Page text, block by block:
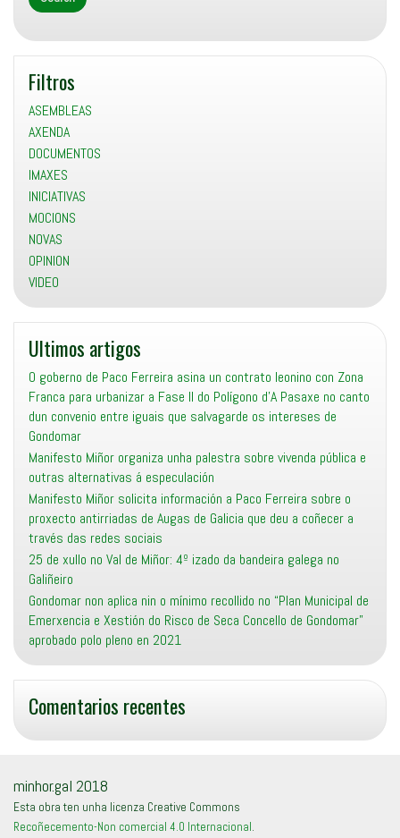
Filtros
ASEMBLEAS
AXENDA
DOCUMENTOS
IMAXES
INICIATIVAS
MOCIONS
NOVAS
OPINION
VIDEO
Ultimos artigos
O goberno de Paco Ferreira asina un contrato leonino con Zona
Franca para urbanizar a Fase II do Polígono d’A Pasaxe no canto
dun convenio entre iguais que salvagarde os intereses de
Gondomar
Manifesto Miñor organiza unha palestra sobre vivenda pública e
outras alternativas á especulación
Manifesto Miñor solicita información a Paco Ferreira sobre o
proxecto antirriadas de Augas de Galicia que deu a coñecer a
través das redes sociais
25 de xullo no Val de Miñor: 4º izado da bandeira galega no
Galiñeiro
Gondomar non aplica nin o mínimo recollido no “Plan Municipal de
Emerxencia e Xestión do Risco de Seca Concello de Gondomar”
aprobado polo pleno en 2021
Comentarios recentes
minhor.gal 2018
Esta obra ten unha licenza Creative Commons
Recoñecemento-Non comercial 4.0 Internacional.